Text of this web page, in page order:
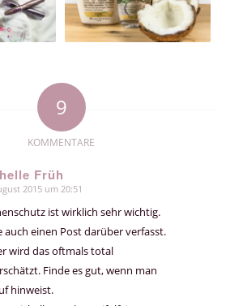
9
KOMMENTARE
Früh
2015 um 20:51
ist wirklich sehr wichtig.
auch einen Post darüber verfasst.
wird das oftmals total
Finde es gut, wenn man
hinweist.